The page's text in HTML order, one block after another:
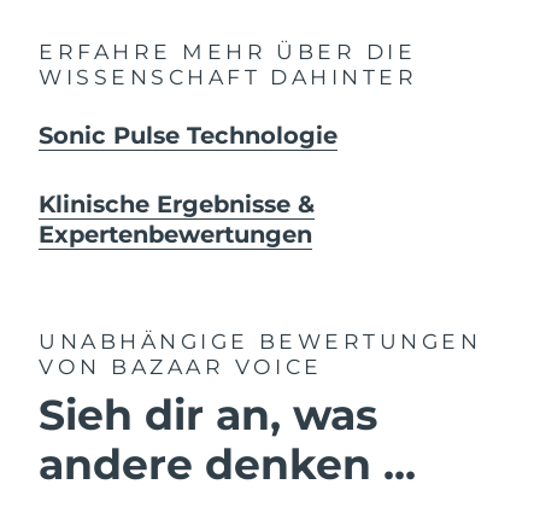
ERFAHRE MEHR ÜBER DIE
WISSENSCHAFT DAHINTER
Sonic Pulse Technologie
Klinische Ergebnisse &
Expertenbewertungen
UNABHÄNGIGE BEWERTUNGEN
VON BAZAAR VOICE
Sieh dir an, was
andere denken ...